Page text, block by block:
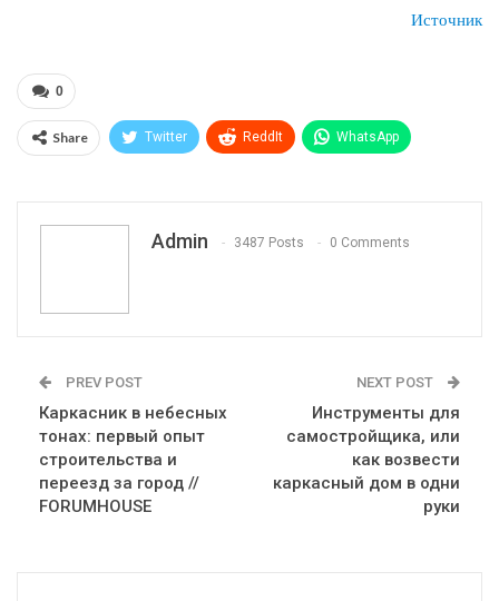
Источник
0
Share Twitter ReddIt WhatsApp
Admin 3487 Posts 0 Comments
PREV POST
Каркасник в небесных
тонах: первый опыт
строительства и
переезд за город //
FORUMHOUSE
NEXT POST
Инструменты для
самостройщика, или
как возвести
каркасный дом в одни
руки